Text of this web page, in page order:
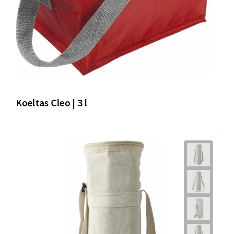
Koeltas Cleo | 3 l